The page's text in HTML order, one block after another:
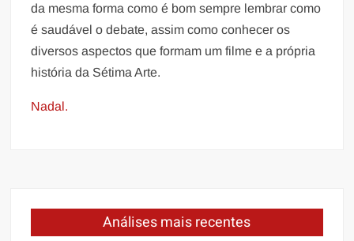
da mesma forma como é bom sempre lembrar como
é saudável o debate, assim como conhecer os
diversos aspectos que formam um filme e a própria
história da Sétima Arte.
Nadal.
Análises mais recentes